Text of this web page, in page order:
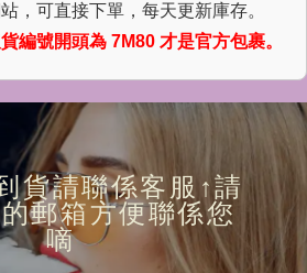
，可直接下單，每天更新庫存。
編號開頭為 7M80 才是官方包裹。
不過時最好抽的
抛棄式
抛棄式8000口
滿十隻送一隻
去菜單看看
品牌抽一次就會
愛上
煙彈 滿十盒
送SP主機
去菜單看看
貨請聯係客服↑請
郵箱方便聯係您
嘀